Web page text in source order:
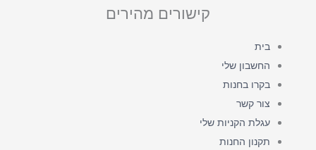
קישורים מהירים
בית
החשבון שלי
בקרו בחנות
צור קשר
עגלת הקניות שלי
תקנון החנות